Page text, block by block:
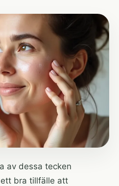
av dessa tecken
bra tillfälle att